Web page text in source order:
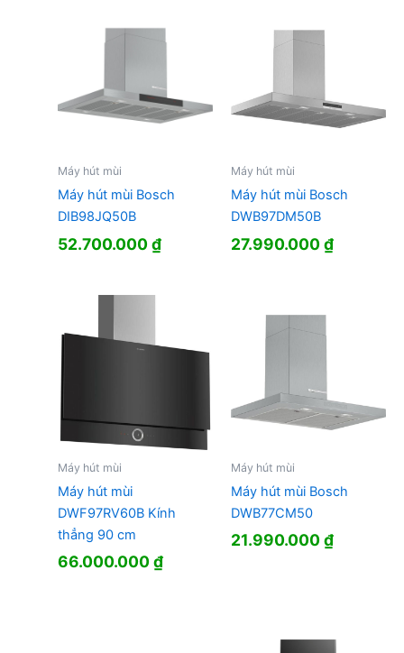
13.850.000 ₫.
Máy hút mùi
Máy hút mùi Bosch
DIB98JQ50B
52.700.000₫
Máy hút mùi
Máy hút mùi Bosch
DWB97DM50B
27.990.000₫
Máy hút mùi
Máy hút mùi
DWF97RV60B Kính
thẳng 90 cm
66.000.000₫
Máy hút mùi
Máy hút mùi Bosch
DWB77CM50
21.990.000₫